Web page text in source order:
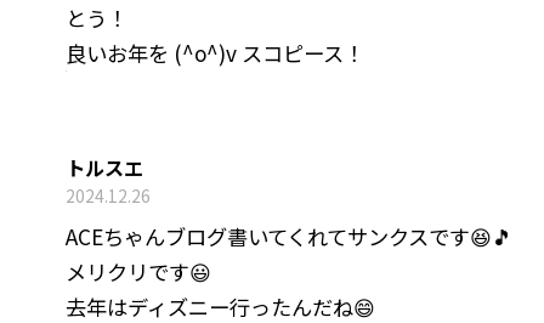
とう！
良いお年を (^o^)v スコピース！
トルスエ
2024.12.26
ACEちゃんブログ書いてくれてサンクスです😆🎵
メリクリです😃
去年はディズニー行ったんだね😄